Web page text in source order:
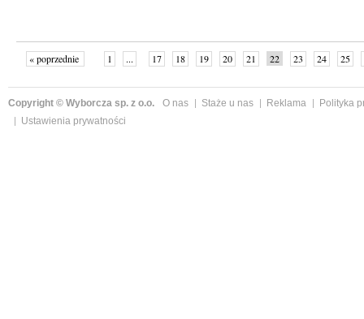
« poprzednie 1 ... 17 18 19 20 21 22 23 24 25
Copyright © Wyborcza sp. z o.o. O nas Staże u nas Reklama
Polityka
Ustawienia prywatności